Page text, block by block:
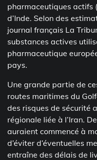
pharmaceutiques actifs
d’Inde. Selon des
journal français La
substances actives
pharmaceutique
pays.
Une grande partie de
routes maritimes du
des risques de sécurité
régionale liée à l’Iran.
auraient commencé à
d’éviter d’éventuelles
entraîne des délais de